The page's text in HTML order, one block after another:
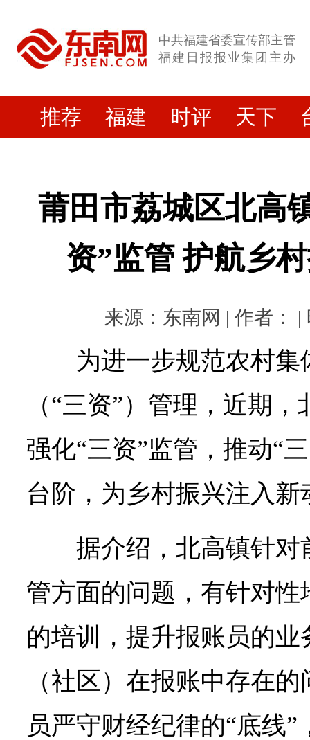
中共福建省委宣传部主管
福建日报报业集团主办
推荐 福建 时评 天下
莆田市荔城区北高
资”监管 护航乡
来源：东南网 | 作者： |
为进一步规范农村
（“三资”）管理，近期
强化“三资”监管，推动“
台阶，为乡村振兴注入
据介绍，北高镇针对
管方面的问题，有针对
的培训，提升报账员的
（社区）在报账中存在
员严守财经纪律的“底线